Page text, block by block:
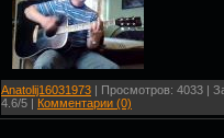
Anatolij16031973 | Просмотров: 4033 |
4.6/5 | Комментарии (0)